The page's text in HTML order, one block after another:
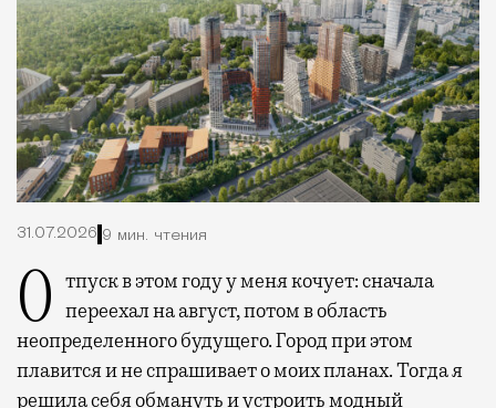
31.07.2026 9 мин. чтения
Отпуск в этом году у меня кочует: сначала переехал на август, потом в область
неопределенного будущего. Город при этом
плавится и не спрашивает о моих планах. Тогда я
решила себя обмануть и устроить модный